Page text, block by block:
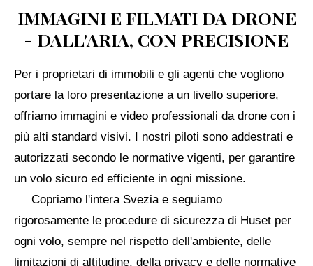
IMMAGINI E FILMATI DA DRONE
- DALL'ARIA, CON PRECISIONE
Per i proprietari di immobili e gli agenti che vogliono
portare la loro presentazione a un livello superiore,
offriamo immagini e video professionali da drone con i
più alti standard visivi. I nostri piloti sono addestrati e
autorizzati secondo le normative vigenti, per garantire
un volo sicuro ed efficiente in ogni missione.
Copriamo l'intera Svezia e seguiamo
rigorosamente le procedure di sicurezza di Huset per
ogni volo, sempre nel rispetto dell'ambiente, delle
limitazioni di altitudine, della privacy e delle normative